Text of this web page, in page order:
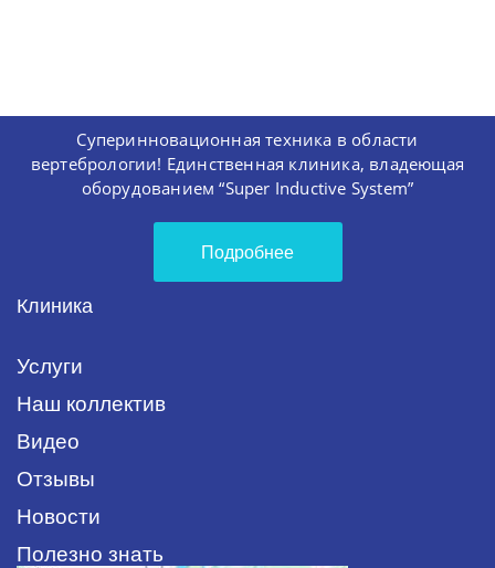
Суперинновационная техника в области
вертебрологии! Единственная клиника, владеющая
оборудованием “Super Inductive System”
Подробнее
Клиника
Услуги
Наш коллектив
Видео
Отзывы
Новости
Полезно знать